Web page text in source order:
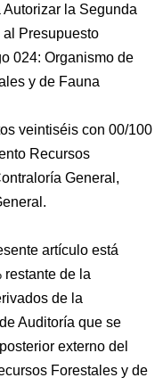
la Segunda
Presupuesto
024: Organismo de
y de Fauna
veintiséis con 00/100
Recursos
General,
artículo está
de la
de la
Auditoría que se
externo del
Forestales y de